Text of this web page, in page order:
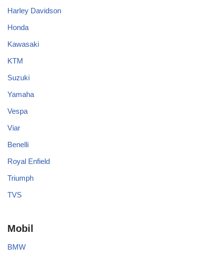
Harley Davidson
Honda
Kawasaki
KTM
Suzuki
Yamaha
Vespa
Viar
Benelli
Royal Enfield
Triumph
TVS
Mobil
BMW